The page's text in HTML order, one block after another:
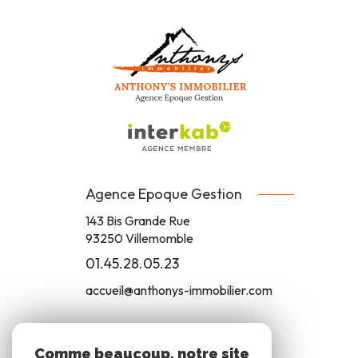
Agence Epoque Gestion
143 Bis Grande Rue
93250Villemomble
01.45.28.05.23
accueil@anthonys-immobilier.com
ADHÉRENTS
Comme beaucoup, notre site